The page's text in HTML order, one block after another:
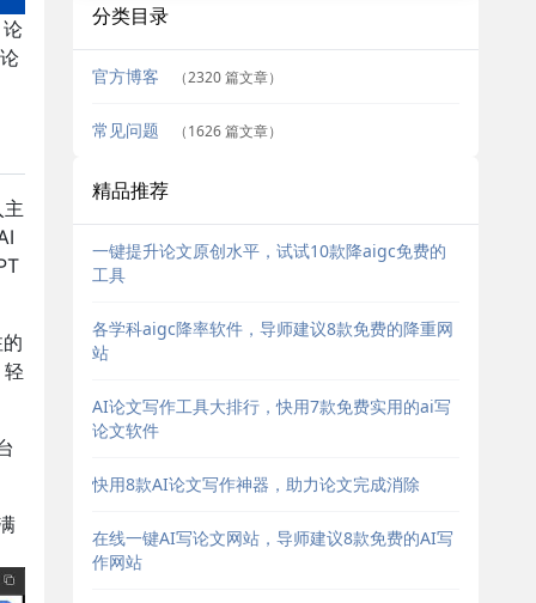
分类目录
官方博客 （2320 篇文章）
常见问题 （1626 篇文章）
精品推荐
一键提升论文原创水平，试试10款降aigc免费的
工具
各学科aigc降率软件，导师建议8款免费的降重网
站
AI论文写作工具大排行，快用7款免费实用的ai写
论文软件
快用8款AI论文写作神器，助力论文完成消除
在线一键AI写论文网站，导师建议8款免费的AI写
作网站